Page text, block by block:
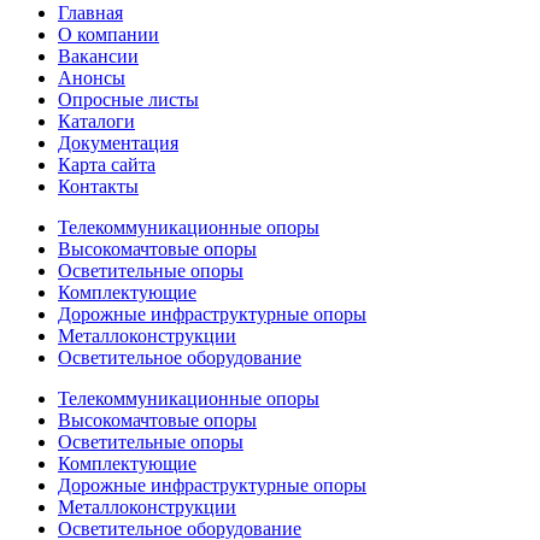
Главная
О компании
Вакансии
Анонсы
Опросные листы
Каталоги
Документация
Карта сайта
Контакты
Телекоммуникационные опоры
Высокомачтовые опоры
Осветительные опоры
Комплектующие
Дорожные инфраструктурные опоры
Металлоконструкции
Осветительное оборудование
Телекоммуникационные опоры
Высокомачтовые опоры
Осветительные опоры
Комплектующие
Дорожные инфраструктурные опоры
Металлоконструкции
Осветительное оборудование